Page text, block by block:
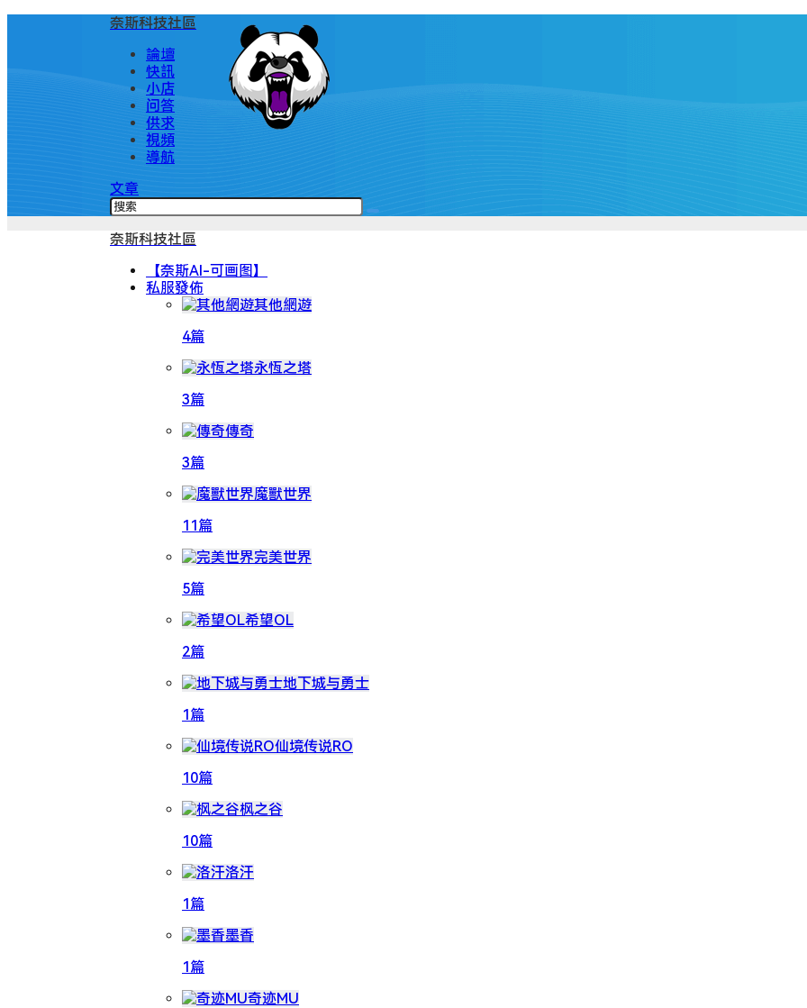
奈斯科技社區
論壇
快訊
小店
问答
供求
視頻
導航
文章
奈斯科技社區
【奈斯AI-可画图】
私服發佈
其他網遊
4篇
永恆之塔
3篇
傳奇
3篇
魔獸世界
11篇
完美世界
5篇
希望OL
2篇
地下城与勇士
1篇
仙境传说RO
10篇
枫之谷
10篇
洛汗
1篇
墨香
1篇
奇迹MU